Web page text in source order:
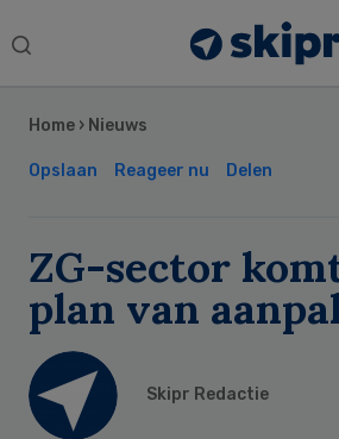
Search
Home › Nieuws
Opslaan Reageer nu Delen
ZG-sector
plan van
Skipr Redactie
Sidebar